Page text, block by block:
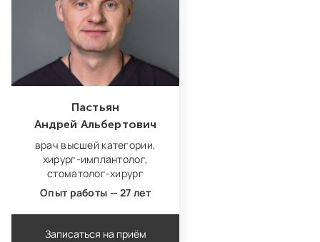
Пастьян
Андрей Альбертович
врач высшей категории,
хирург‑имплантолог,
стоматолог‑хирург
Опыт работы — 27 лет
Записаться на приём